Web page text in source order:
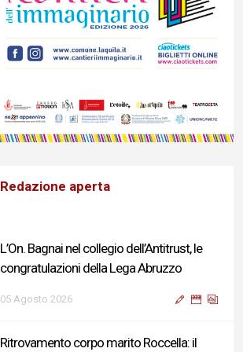
Redazione aperta
L’On. Bagnai nel collegio dell’Antitrust, le
congratulazioni della Lega Abruzzo
05 Agosto 2026
Ritrovamento corpo marito Roccella: il